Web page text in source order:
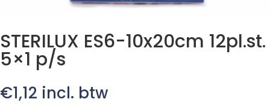
STERILUX ES6-10x20cm 12pl.st.
5×1 p/s
€1,12 incl. btw